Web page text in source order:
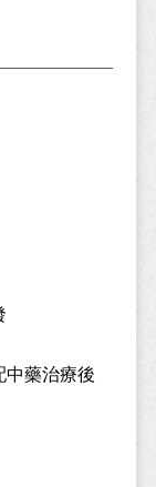
中藥治療後